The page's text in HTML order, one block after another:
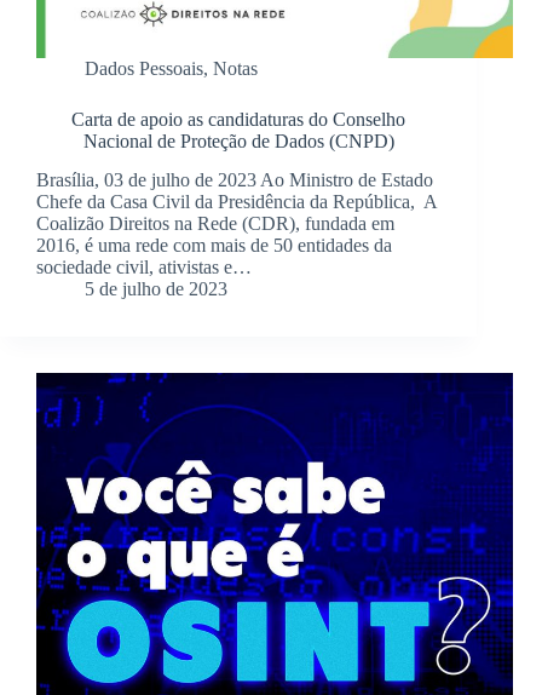
Dados Pessoais, Notas
Carta de apoio as candidaturas do Conselho
Nacional de Proteção de Dados (CNPD)
Brasília, 03 de julho de 2023 Ao Ministro de Estado
Chefe da Casa Civil da Presidência da República, A
Coalizão Direitos na Rede (CDR), fundada em
2016, é uma rede com mais de 50 entidades da
sociedade civil, ativistas e…
5 de julho de 2023